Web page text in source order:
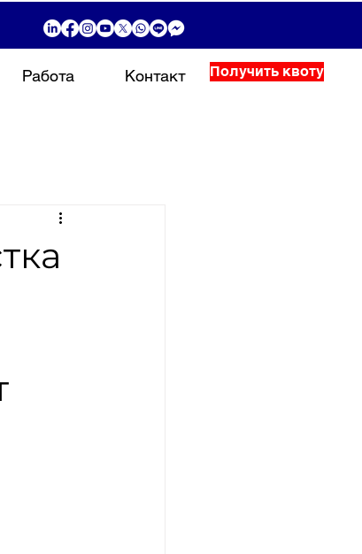
Работа Контакт Получить квоту